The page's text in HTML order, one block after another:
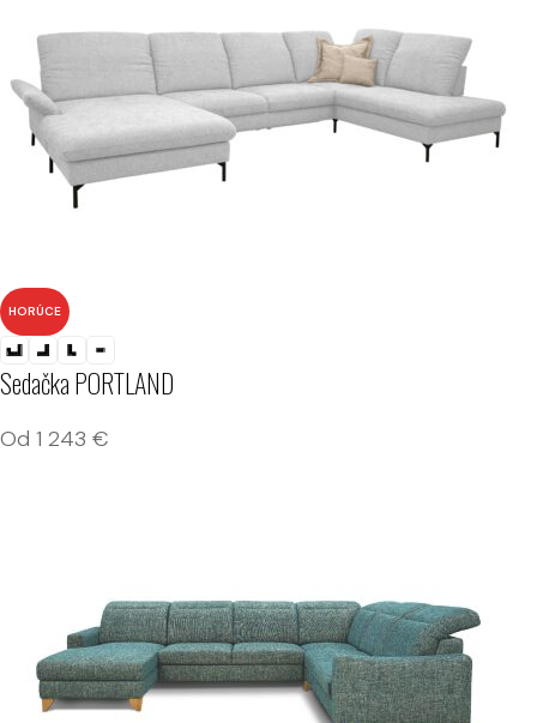
HORÚCE
Sedačka PORTLAND
Od 1 243 €